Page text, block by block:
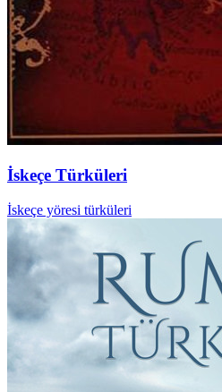
İskeçe Türküleri
İskeçe yöresi türküleri